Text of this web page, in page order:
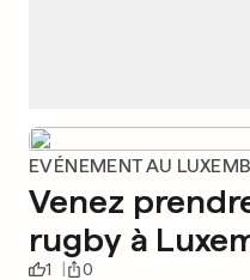
EVÉNEMENT AU
Venez
rugby à
1 0